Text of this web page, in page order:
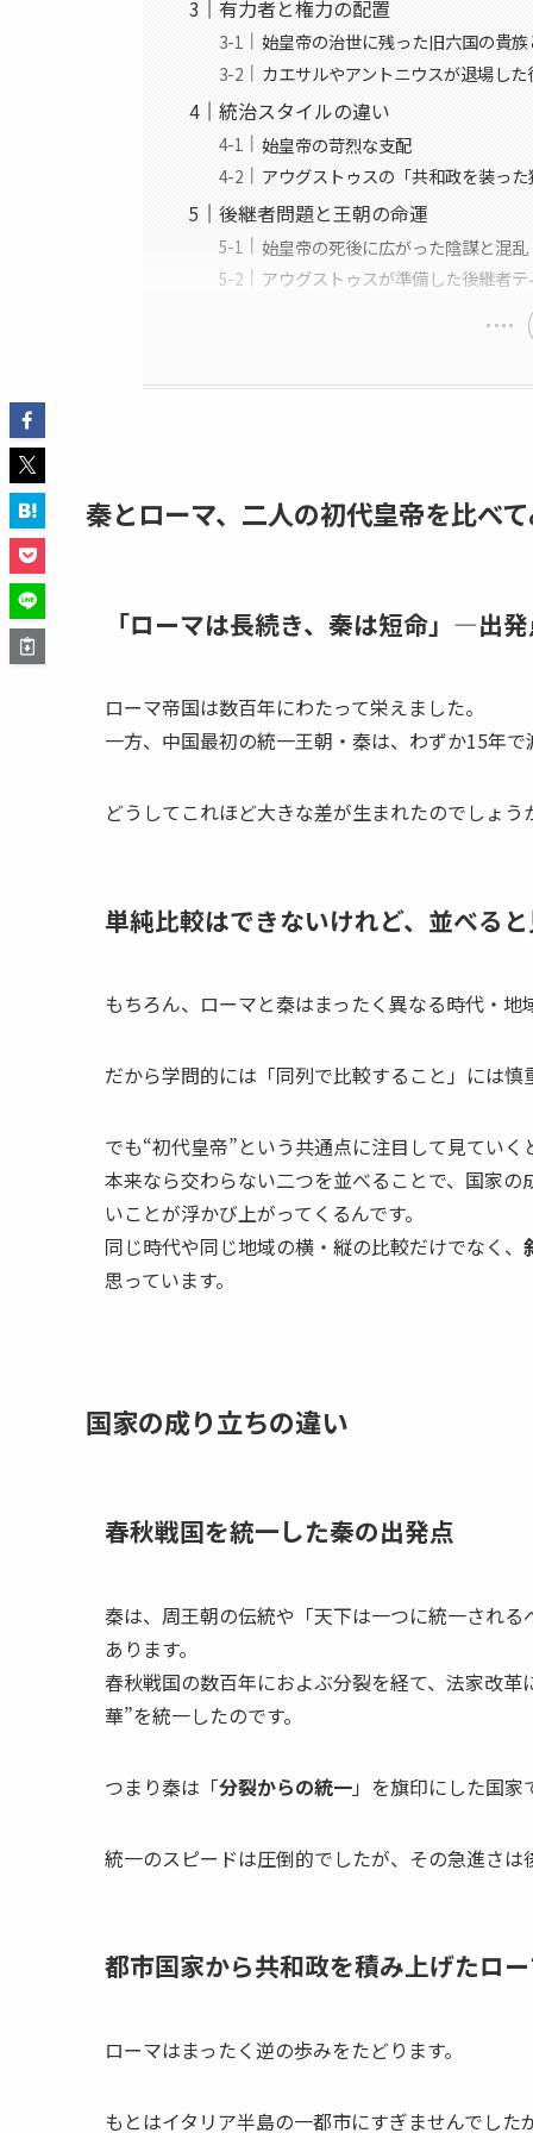
有力者と権力の配置
始皇帝の治世に残った旧六国の貴
カエサルやアントニウスが退場し
統治スタイルの違い
始皇帝の苛烈な支配
アウグストゥスの「共和政を装っ
後継者問題と王朝の命運
始皇帝の死後に広がった陰謀と混乱
アウグストゥスが準備した後継者
秦とローマ、二人の初代皇帝を比べ
「ローマは長続き、秦は短命」―出
ローマ帝国は数百年にわたって栄えました。
一方、中国最初の統一王朝・秦は、わずか15年
どうしてこれほど大きな差が生まれたのでしょう
単純比較はできないけれど、並べる
もちろん、ローマと秦はまったく異なる時代・地
だから学問的には「同列で比較すること」には慎
でも“初代皇帝”という共通点に注目して見てい
本来なら交わらない二つを並べることで、国家
いことが浮かび上がってくるんです。
同じ時代や同じ地域の横・縦の比較だけでなく、
思っています。
国家の成り立ちの違い
春秋戦国を統一した秦の出発点
秦は、周王朝の伝統や「天下は一つに統一され
あります。
春秋戦国の数百年におよぶ分裂を経て、法家改
華”を統一したのです。
つまり秦は「分裂からの統一」を旗印にした国家
統一のスピードは圧倒的でしたが、その急進さ
都市国家から共和政を積み上げたロ
ローマはまったく逆の歩みをたどります。
もとはイタリア半島の一都市にすぎませんでし